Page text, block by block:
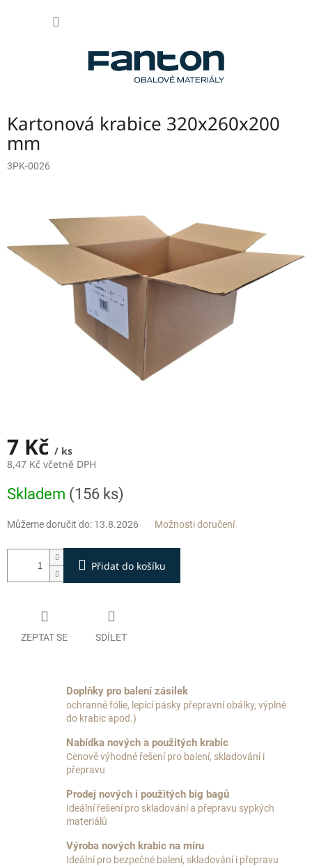
Kartonová krabice 320x260x200
mm
3PK-0026
7 Kč / ks
8,47 Kč včetně DPH
cena:
Skladem (156 ks)
Můžeme doručit do: 13.8.2026 Možnosti doručení
Přidat do košíku
ZEPTAT SE SDÍLET
Doplňky pro balení zásilek
ochranné fólie, lepící pásky přepravní obálky, výplně
do krabic apod.)
Nabídka nových a použitých krabic
Cenově výhodné řešení pro balení, skladování i
přepravu
Prodej nových i použitých big bagů
Ideální řešení pro skladování a přepravu sypkých
materiálů
Výroba nových krabic na míru
Ideální pro bezpečné balení, skladování i přepravu